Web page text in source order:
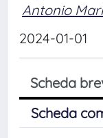
Antonio
2024-01-01
Scheda
Scheda